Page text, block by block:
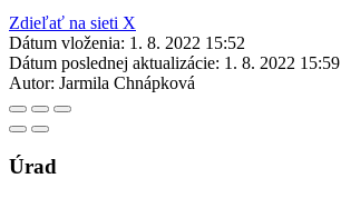
Zdieľať na sieti X
Dátum vloženia: 1. 8. 2022 15:52
Dátum poslednej aktualizácie: 1. 8. 2022 15:59
Autor: Jarmila Chnápková
Úrad